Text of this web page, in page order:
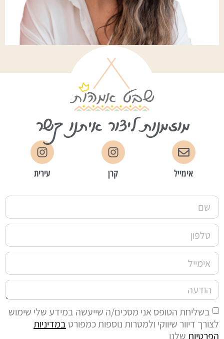
מוזמנות ליצור איתנו קשר
אימייל קרן עירית
בשליחת הטופס אני מסכים/ה שייעשה במידע שלי שימוש
לצורך דיוור שיווקי ולמטרות נוספות כמפורט במדיניות
הפרטיות שלנו